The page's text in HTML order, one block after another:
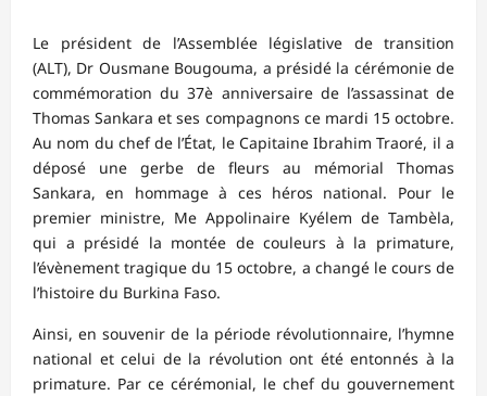
Le président de l’Assemblée législative de transition
(ALT), Dr Ousmane Bougouma, a présidé la cérémonie de
commémoration du 37è anniversaire de l’assassinat de
Thomas Sankara et ses compagnons ce mardi 15 octobre.
Au nom du chef de l’État, le Capitaine Ibrahim Traoré, il a
déposé une gerbe de fleurs au mémorial Thomas
Sankara, en hommage à ces héros national. Pour le
premier ministre, Me Appolinaire Kyélem de Tambèla,
qui a présidé la montée de couleurs à la primature,
l’évènement tragique du 15 octobre, a changé le cours de
l’histoire du Burkina Faso.
Ainsi, en souvenir de la période révolutionnaire, l’hymne
national et celui de la révolution ont été entonnés à la
primature. Par ce cérémonial, le chef du gouvernement